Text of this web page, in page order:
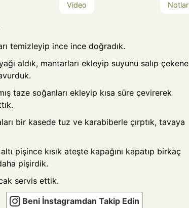
Video Notlar
temizleyip ince ince doğradık.
aldık, mantarları ekleyip suyunu salıp çekene
taze soğanları ekleyip kısa süre çevirerek
bir kasede tuz ve karabiberle çırptık, tavaya
pişince kısık ateşte kapağını kapatıp birkaç
pişirdik.
servis ettik.
Beni İnstagramdan Takip Edin